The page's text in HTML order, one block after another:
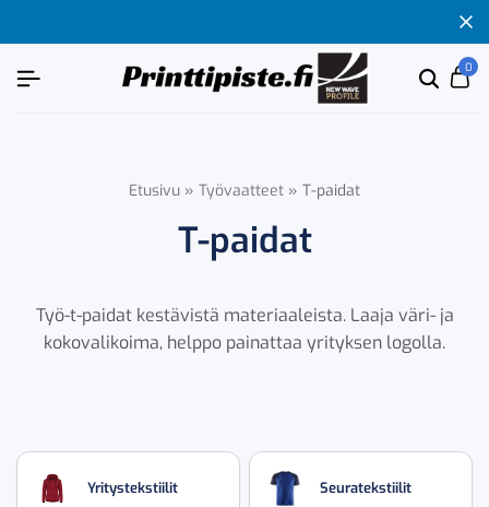
Etsi
0
T-paidat
Etusivu » Työvaatteet » T-paidat
Työ-t-paidat kestävistä materiaaleista. Laaja väri- ja
kokovalikoima, helppo painattaa yrityksen logolla.
Yritystekstiilit Seuratekstiilit